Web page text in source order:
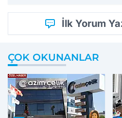
İlk Yorum
ÇOK OKUNANLAR